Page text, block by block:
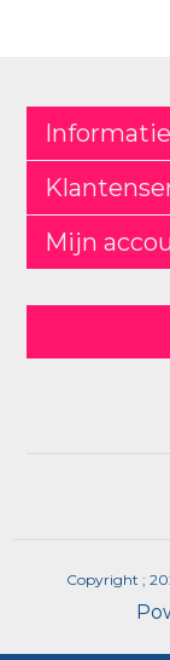
Informatie
Mijn
Copyright ;